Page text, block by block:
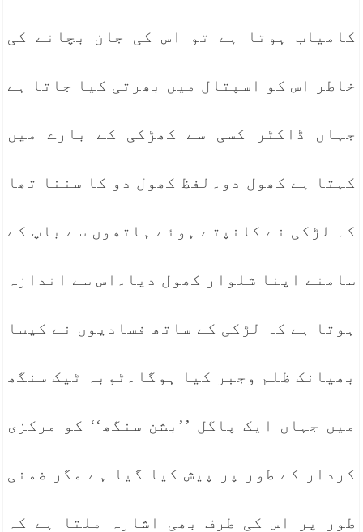
کامیاب ہوتا ہے تو اس کی جان بچانے کی
خاطر اس کو اسپتال میں بھرتی کیا جاتا ہے
جہاں ڈاکٹر کسی سے کھڑکی کے بارے میں
کہتا ہے کھول دو۔لفظ کھول دو کا سننا تھا
کہ لڑکی نے کانپتے ہوئے ہاتھوں سے باپ کے
سامنے اپنا شلوار کھول دیا۔اس سے اندازہ
ہوتا ہے کہ لڑکی کے ساتھ فسادیوں نے کیسا
بھیانک ظلم وجبر کیا ہوگا۔ٹوبہ ٹیک سنگھ
میں جہاں ایک پاگل ’’بشن سنگھ‘‘ کو مرکزی
کردار کے طور پر پیش کیا گیا ہے مگر ضمنی
طور پر اس کی طرف بھی اشارہ ملتا ہے کہ